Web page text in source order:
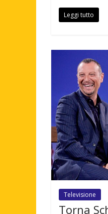
Leggi tutto
Televisione
Torna